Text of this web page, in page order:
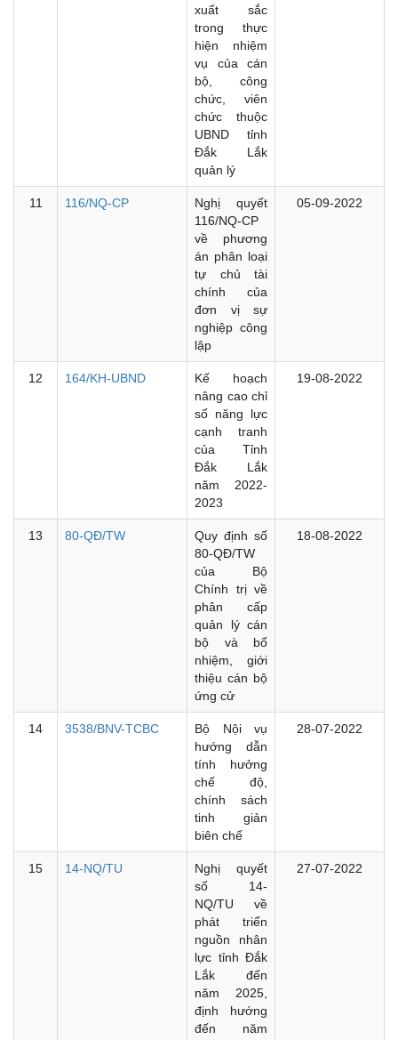
xuất sắc
trong thực
hiện nhiệm
vụ của cán
bộ, công
chức, viên
chức thuộc
UBND tỉnh
Đắk Lắk
quản lý
11 116/NQ-CP
Nghị quyết
116/NQ-CP
về phương
án phân loại
tự chủ tài
chính của
đơn vị sự
nghiệp công
lập
05-09-2022
12 164/KH-UBND
Kế hoạch
nâng cao chỉ
số năng lực
cạnh tranh
của Tỉnh
Đắk Lắk
năm 2022-
2023
19-08-2022
13 80-QĐ/TW
Quy định số
80-QĐ/TW
của Bộ
Chính trị về
phân cấp
quản lý cán
bộ và bổ
nhiệm, giới
thiệu cán bộ
ứng cử
18-08-2022
14 3538/BNV-TCBC
Bộ Nội vụ
hướng dẫn
tính hưởng
chế độ,
chính sách
tinh giản
biên chế
28-07-2022
15 14-NQ/TU
Nghị quyết
số 14-
NQ/TU về
phát triển
nguồn nhân
lực tỉnh Đắk
Lắk đến
năm 2025,
định hướng
đến năm
27-07-2022